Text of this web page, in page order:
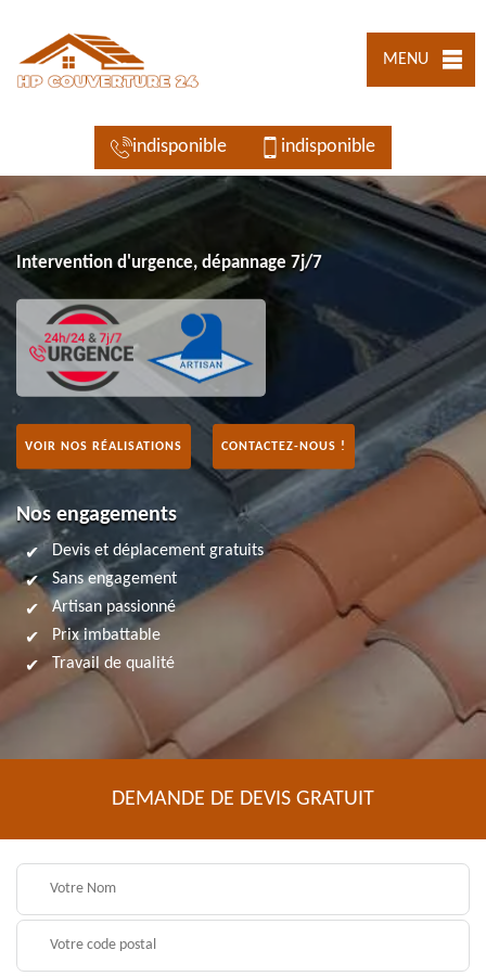
MENU
indisponible indisponible
Intervention d'urgence, dépannage 7j/7
VOIR NOS RÉALISATIONS CONTACTEZ-NOUS !
Nos engagements
Devis et déplacement gratuits
Sans engagement
Artisan passionné
Prix imbattable
Travail de qualité
DEMANDE DE DEVIS GRATUIT